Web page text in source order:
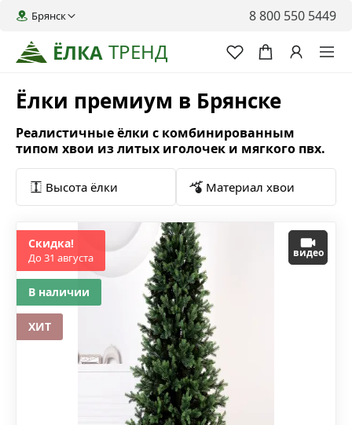
ЁЛКА ТРЕНД
Брянск 8 800 550 5449
Ёлки премиум в Брянске
Реалистичные ёлки с комбинированным
типом хвои из литых иголочек и мягкого пвх.
Высота ёлки Материал хвои
видео
Скидка!
До 31 августа
В наличии
ХИТ